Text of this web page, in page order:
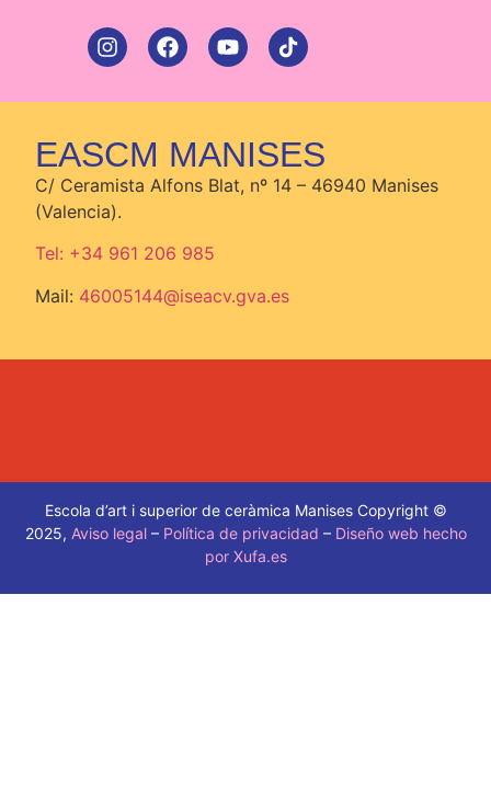
EASCM MANISES
C/ Ceramista Alfons Blat, nº 14 – 46940 Manises
(Valencia).
Tel: +34 961 206 985
Mail: 46005144@iseacv.gva.es
Escola d’art i superior de ceràmica Manises Copyright ©
2025, Aviso legal– Política de privacidad – Diseño web hecho
por Xufa.es